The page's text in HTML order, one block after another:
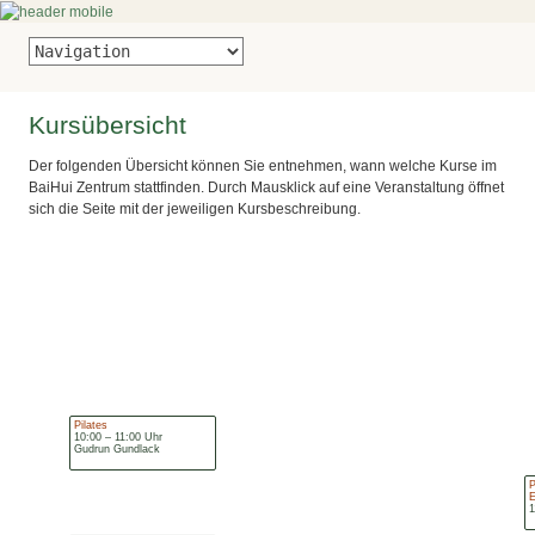
Kursübersicht
Der folgenden Übersicht können Sie entnehmen, wann welche Kurse im
BaiHui Zentrum stattfinden. Durch Mausklick auf eine Veranstaltung öffnet
sich die Seite mit der jeweiligen Kursbeschreibung.
Pilates
10:00 – 11:00 Uhr
Gudrun Gundlack